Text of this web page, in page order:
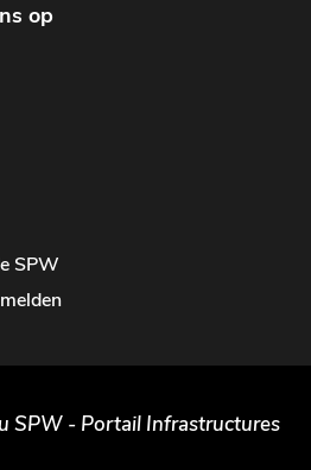
op
SPW
SPW - Portail Infrastructures